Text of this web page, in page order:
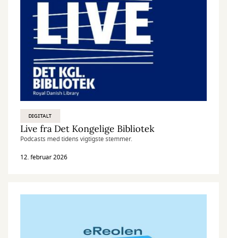
DIGITALT
Live fra Det Kongelige Bibliotek
Podcasts med tidens vigtigste stemmer.
12. februar 2026